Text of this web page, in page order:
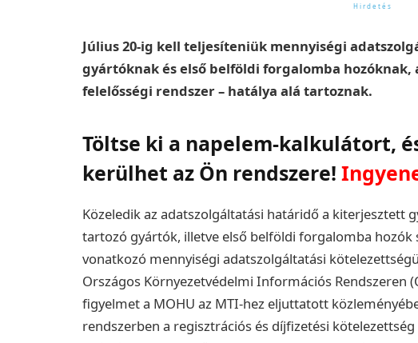
Július 20-ig kell teljesíteniük mennyiségi
gyártóknak és első belföldi forgalomba hozóknak,
felelősségi rendszer – hatálya alá tartoznak.
Töltse ki a napelem-kalkulátort,
kerülhet az Ön rendszere!
Közeledik az adatszolgáltatási határidő a kiterjesztett
tartozó gyártók, illetve első belföldi forgalomba hozók
vonatkozó mennyiségi adatszolgáltatási
Országos Környezetvédelmi Információs Rendszeren
figyelmet a MOHU az MTI-hez eljuttatott
rendszerben a regisztrációs és díjfizetési